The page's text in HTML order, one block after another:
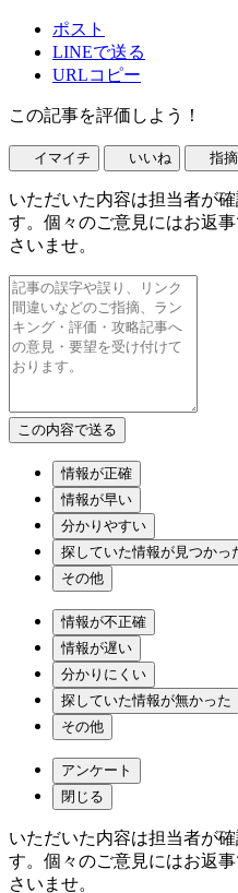
ポスト
LINEで送る
URLコピー
この記事を評価しよう！
イマイチ いいね 指
いただいた内容は担当者が
す。個々のご意見にはお返
さいませ。
情報が正確
情報が早い
分かりやすい
探していた情報が見つかっ
その他
情報が不正確
情報が遅い
分かりにくい
探していた情報が無かった
その他
アンケート
閉じる
いただいた内容は担当者が
す。個々のご意見にはお返
さいませ。